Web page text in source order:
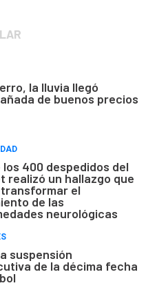
la lluvia llegó
de buenos precios
los 400 despedidos del
realizó un hallazgo que
el
de las
neurológicas
suspensión
de la décima fecha